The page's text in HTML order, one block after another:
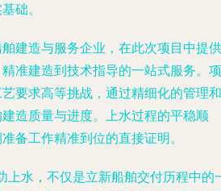
础。
建造与服务企业，在此次项目中提供
准建造到技术指导的一站式服务。项
要求高等挑战，通过精细化的管理和
造质量与进度。上水过程的平稳顺
备工作精准到位的直接证明。
上水，不仅是立新船舶交付历程中的